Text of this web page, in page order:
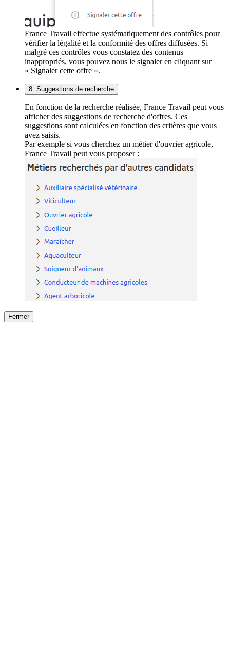
France Travail effectue systématiquement des contrôles pour
vérifier la légalité et la conformité des offres diffusées. Si
malgré ces contrôles vous constatez des contenus
inappropriés, vous pouvez nous le signaler en cliquant sur
« Signaler cette offre ».
8. Suggestions de recherche
En fonction de la recherche réalisée, France Travail peut vous
afficher des suggestions de recherche d'offres. Ces
suggestions sont calculées en fonction des critères que vous
avez saisis.
Par exemple si vous cherchez un métier d'ouvrier agricole,
France Travail peut vous proposer :
Fermer